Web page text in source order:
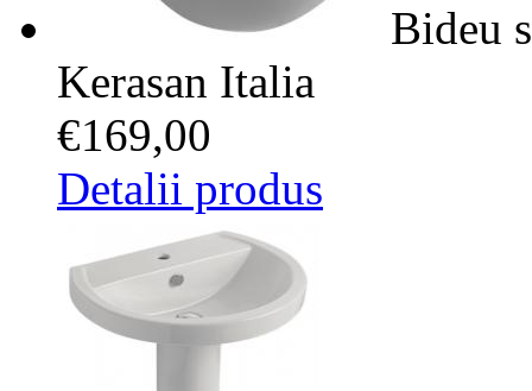
Bideu
Kerasan Italia
€169,00
Detalii produs